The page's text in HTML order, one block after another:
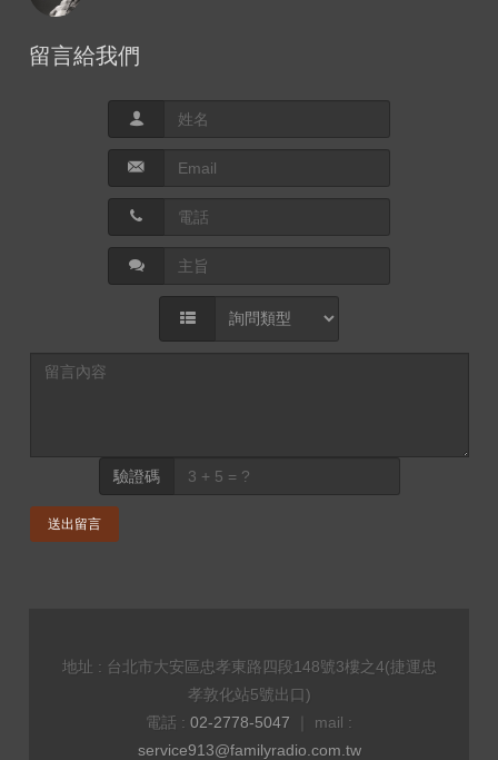
留言給我們
驗證碼
送出留言
地址 : 台北市大安區忠孝東路四段148號3樓之4(捷運忠
孝敦化站5號出口)
電話 : 02-2778-5047 ｜ mail :
service913@familyradio.com.tw